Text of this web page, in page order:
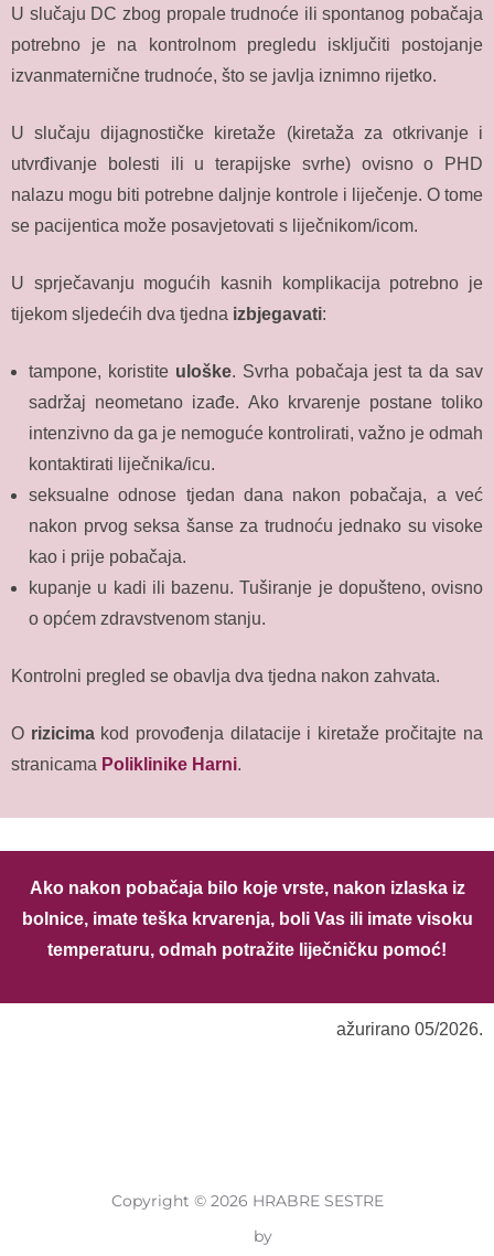
U slučaju DC zbog propale trudnoće ili spontanog pobačaja
potrebno je na kontrolnom pregledu isključiti postojanje
izvanmaternične trudnoće, što se javlja iznimno rijetko.
U slučaju dijagnostičke kiretaže (kiretaža za otkrivanje i
utvrđivanje bolesti ili u terapijske svrhe) ovisno o PHD
nalazu mogu biti potrebne daljnje kontrole i liječenje. O tome
se pacijentica može posavjetovati s liječnikom/icom.
U sprječavanju mogućih kasnih komplikacija potrebno je
tijekom sljedećih dva tjedna izbjegavati:
tampone, koristite uloške. Svrha pobačaja jest ta da sav
sadržaj neometano izađe. Ako krvarenje postane toliko
intenzivno da ga je nemoguće kontrolirati, važno je odmah
kontaktirati liječnika/icu.
seksualne odnose tjedan dana nakon pobačaja, a već
nakon prvog seksa šanse za trudnoću jednako su visoke
kao i prije pobačaja.
kupanje u kadi ili bazenu. Tuširanje je dopušteno, ovisno
o općem zdravstvenom stanju.
Kontrolni pregled se obavlja dva tjedna nakon zahvata.
O rizicimakod provođenja dilatacije i kiretaže pročitajte na
stranicama Poliklinike Harni.
Ako nakon pobačaja bilo koje vrste, nakon izlaska iz
bolnice, imate teška krvarenja, boli Vas ili imate visoku
temperaturu, odmah potražite liječničku pomoć!
ažurirano 05/2026.
Copyright © 2026 HRABRE SESTRE
by